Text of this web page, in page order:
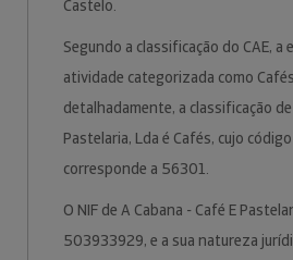
Castelo.
Segundo a classificação do CAE, a
atividade categorizada como
detalhadamente, a classificação de
Pastelaria, Lda é Cafés, cujo
corresponde a 56301.
O NIF de A Cabana - Café E
503933929, e a sua natureza